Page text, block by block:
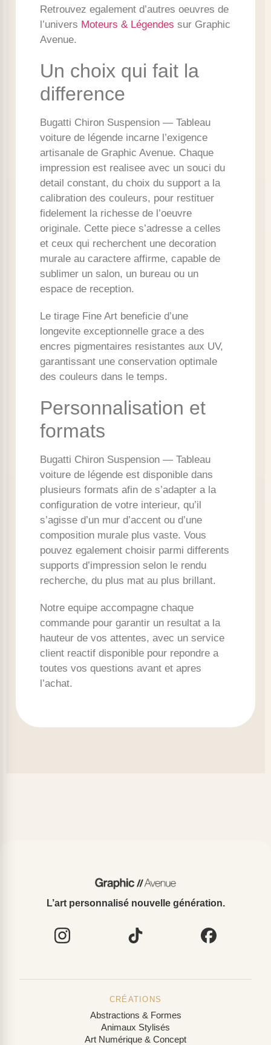
Retrouvez egalement d’autres oeuvres de
l’univers Moteurs & Légendes sur Graphic
Avenue.
Un choix qui fait la
difference
Bugatti Chiron Suspension — Tableau
voiture de légende incarne l’exigence
artisanale de Graphic Avenue. Chaque
impression est realisee avec un souci du
detail constant, du choix du support a la
calibration des couleurs, pour restituer
fidelement la richesse de l’oeuvre
originale. Cette piece s’adresse a celles
et ceux qui recherchent une decoration
murale au caractere affirme, capable de
sublimer un salon, un bureau ou un
espace de reception.
Le tirage Fine Art beneficie d’une
longevite exceptionnelle grace a des
encres pigmentaires resistantes aux UV,
garantissant une conservation optimale
des couleurs dans le temps.
Personnalisation et
formats
Bugatti Chiron Suspension — Tableau
voiture de légende est disponible dans
plusieurs formats afin de s’adapter a la
configuration de votre interieur, qu’il
s’agisse d’un mur d’accent ou d’une
composition murale plus vaste. Vous
pouvez egalement choisir parmi differents
supports d’impression selon le rendu
recherche, du plus mat au plus brillant.
Notre equipe accompagne chaque
commande pour garantir un resultat a la
hauteur de vos attentes, avec un service
client reactif disponible pour repondre a
toutes vos questions avant et apres
l’achat.
L’art personnalisé nouvelle génération.
CRÉATIONS
Abstractions & Formes
Animaux Stylisés
Art Numérique & Concept